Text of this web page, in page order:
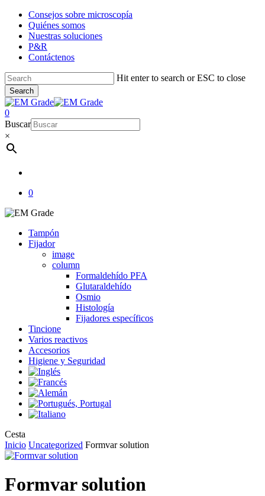
Skip
main
content
Consejos sobre microscopía
Quiénes somos
Nuestras soluciones
P&R
Contáctenos
Hit enter to search or ESC to close
Search
Close
Search
account
0
Menu
Buscar
×
0
Tampón
Fijador
image
column
Formaldehído PFA
Glutaraldehído
Osmio
Histología
Fijadores específicos
Tincione
Varios reactivos
Accesorios
Higiene y Seguridad
Cesta
Cart
Inicio Uncategorized Formvar solution
Formvar solution